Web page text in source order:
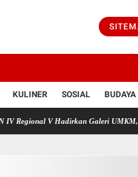
KULINER SOSIAL BUDAYA
Hadirkan Galeri UMKM, Perkuat